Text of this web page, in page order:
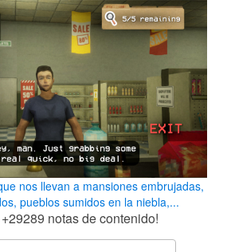
nos llevan a mansiones embrujadas,
pueblos sumidos en la niebla,...
+29289 notas de contenido!